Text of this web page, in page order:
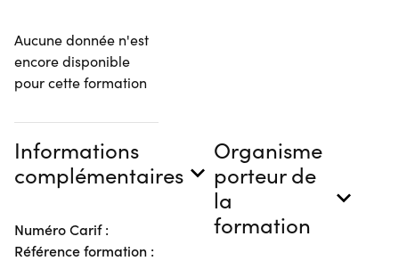
Aucune donnée n'est
encore disponible
pour cette formation
Informations
complémentaires
Numéro Carif :
Référence formation :
Organisme
porteur de
la
formation